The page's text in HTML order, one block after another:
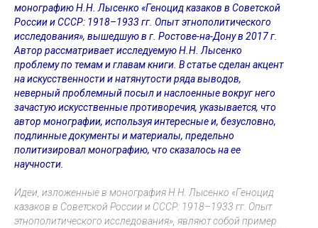
монографию Н.Н. Лысенко «Геноцид казаков в Советской
России и СССР: 1918–1933 гг. Опыт этнополитического
исследования», вышедшую в г. Ростове-на-Дону в 2017 г.
Автор рассматривает исследуемую Н.Н. Лысенко
проблему по темам и главам книги. В статье сделан акцент
на искусственности и натянутости ряда выводов,
неверный проблемный посыл и наслоенные вокруг него
зачастую искусственные противоречия, указывается, что
автор монографии, используя интересные и, безусловно,
подлинные документы и материалы, предельно
политизировал монографию, что сказалось на ее
научности.
Идеи, изложенные в монография Н.Н. Лысенко «Геноцид
казаков в Советской России и СССР: 1918–1933 гг. Опыт
этнополитического исследования», являют собой пример